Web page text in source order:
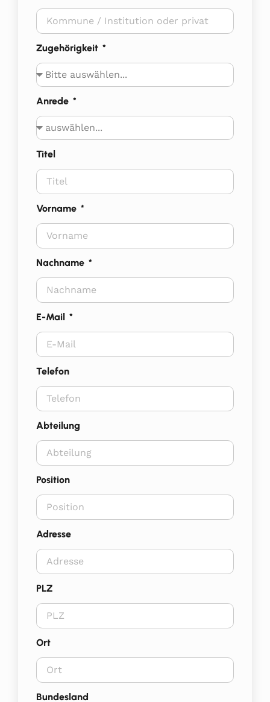
Zugehörigkeit
Anrede
Titel
Vorname
Nachname
E-Mail
Telefon
Abteilung
Position
Adresse
PLZ
Ort
Bundesland